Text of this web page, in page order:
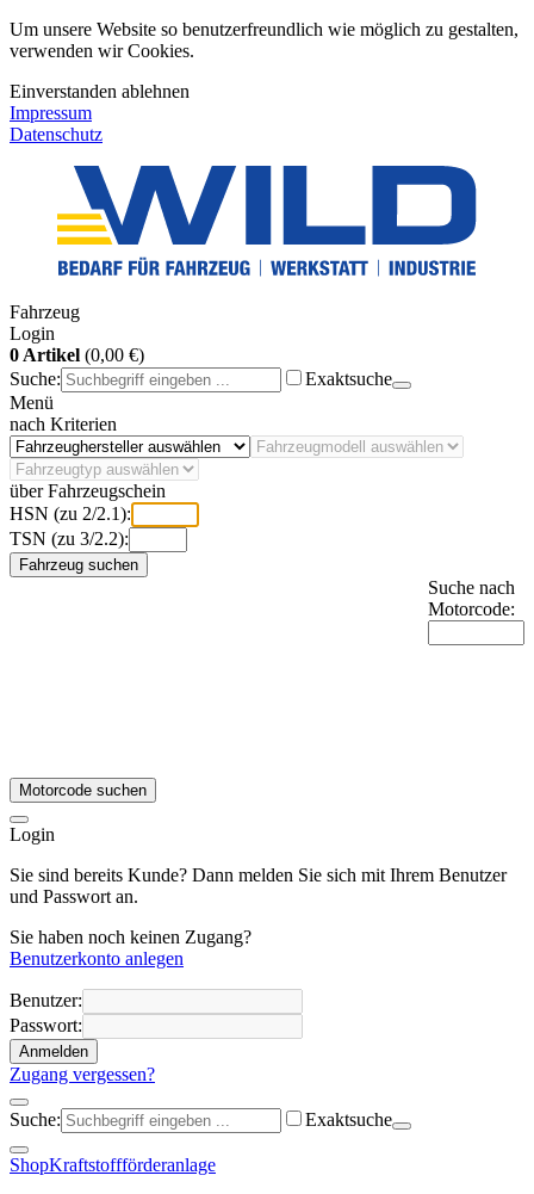
Um unsere Website so benutzerfreundlich wie möglich zu gestalten,
verwenden wir Cookies.
Einverstanden ablehnen
Impressum
Datenschutz
Fahrzeug
Login
0 Artikel (0,00 €)
Suche:
Exaktsuche
Menü
nach Kriterien
über Fahrzeugschein
HSN (zu 2/2.1):
TSN (zu 3/2.2):
Fahrzeug suchen
Suche nach
Motorcode:
Motorcode suchen
Login
Sie sind bereits Kunde? Dann melden Sie sich mit Ihrem Benutzer
und Passwort an.
Sie haben noch keinen Zugang?
Benutzerkonto anlegen
Benutzer:
Passwort:
Anmelden
Zugang vergessen?
Suche: Exaktsuche
ShopKraftstoffförderanlage